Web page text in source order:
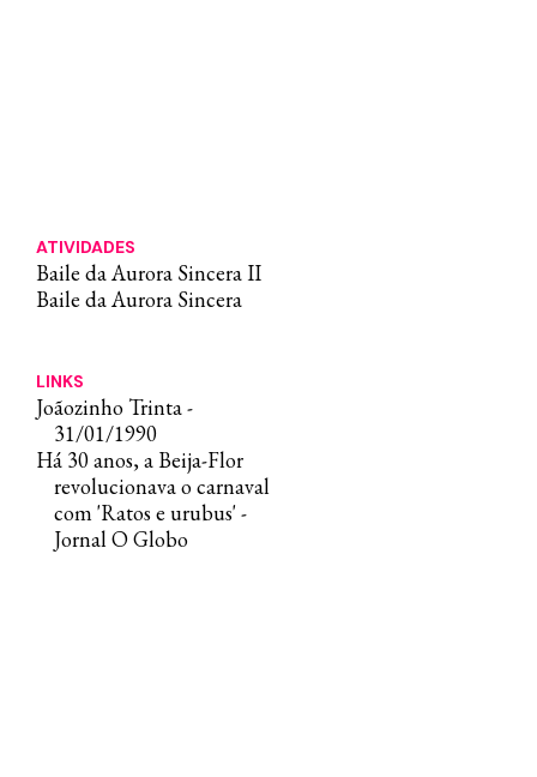
ATIVIDADES
Baile da Aurora Sincera II
Baile da Aurora Sincera
LINKS
​​Joãozinho Trinta -
31/01/1990
Há 30 anos, a Beija-Flor
revolucionava o carnaval
com 'Ratos e urubus' -
Jornal O Globo